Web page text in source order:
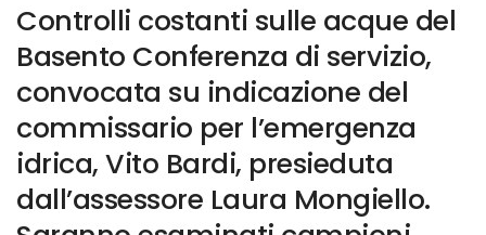
Controlli costanti sulle acque del
Basento Conferenza di servizio,
convocata su indicazione del
commissario per l’emergenza
idrica, Vito Bardi, presieduta
dall’assessore Laura Mongiello.